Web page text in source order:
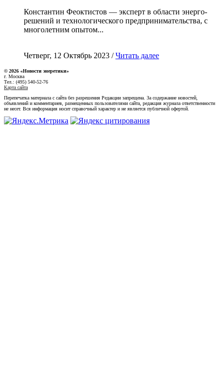
Константин Феоктистов — эксперт в области энерго-
решений и технологического предпринимательства, с
многолетним опытом...
Четверг, 12 Октябрь 2023 /Читать далее
© 2026 «Новости энеретики»
г. Москва
Тел.: (495) 540-52-76
Карта сайта
Перепечатка материала с сайта без разрешения Редакции запрещена. За содержание новостей,
объявлений и комментариев, размещенных пользователями сайта, редакция журнала ответственности
не несет. Вся информация носит справочный характер и не является публичной офертой.